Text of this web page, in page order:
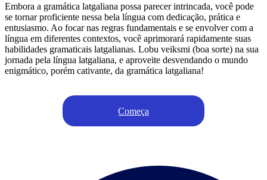
Embora a gramática latgaliana possa parecer intrincada, você pode
se tornar proficiente nessa bela língua com dedicação, prática e
entusiasmo. Ao focar nas regras fundamentais e se envolver com a
língua em diferentes contextos, você aprimorará rapidamente suas
habilidades gramaticais latgalianas. Lobu veiksmi (boa sorte) na sua
jornada pela língua latgaliana, e aproveite desvendando o mundo
enigmático, porém cativante, da gramática latgaliana!
Começa